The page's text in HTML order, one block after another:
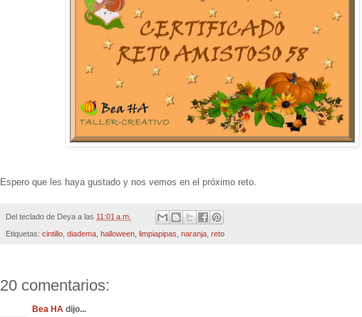
Espero que les haya gustado y nos vemos en el próximo reto.
Del teclado de Deya a las 11:01 a.m.
Etiquetas: cintillo diadema halloween limpiapipas naranja reto
20 comentarios:
Bea HA dijo...